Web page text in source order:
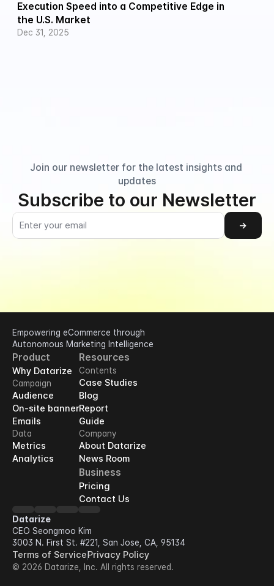
Execution Speed into a Competitive Edge in
the U.S. Market
Dec 31, 2025
Join our newsletter for the latest insights and
updates
Subscribe to our Newsletter
→
Empowering eCommerce through
Autonomous Marketing Intelligence
Product
Why Datarize
Campaign
Audience
On-site banner
Emails
Data
Metrics
Analytics
Resources
Contents
Case Studies
Blog
Report
Guide
Company
About Datarize
News Room
Business
Pricing
Contact Us
Datarize
CEO Seongmoo Kim
3003 N. First St. #221, San Jose, CA, 95134
Terms of ServicePrivacy Policy
© 2026 Datarize, Inc. All rights reserved.